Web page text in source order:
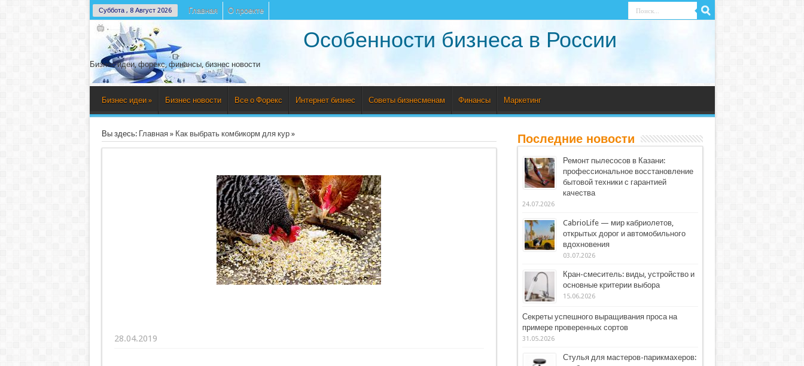
Суббота , 8 Август 2026 Главная О проекте
Особенности бизнеса в России
Бизнес идеи, форекс, финансы, бизнес новости
Бизнес идеи » Бизнес новости Все о Форекс Интернет бизнес Советы бизнесменам Финансы Маркетинг
Вы здесь: Главная» Как выбрать комбикорм для кур»
28.04.2019
Последние новости
Ремонт пылесосов в Казани:
профессиональное восстановление
бытовой техники с гарантией
качества
24.07.2026
CabrioLife — мир кабриолетов,
открытых дорог и автомобильного
вдохновения
03.07.2026
Кран-смеситель: виды, устройство и
основные критерии выбора
15.06.2026
Секреты успешного выращивания проса на
примере проверенных сортов
31.05.2026
Стулья для мастеров-парикмахеров: